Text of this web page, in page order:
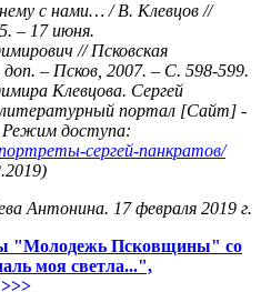
с нами… / В. Клевцов //
– 17 июня.
// Псковская
доп. – Псков, 2007. – С. 598-599.
Клевцова. Сергей
портал [Сайт] -
Режим доступа:
сергей-панкратов/
Антонина. 17 февраля 2019 г.
"Молодежь Псковщины" со
моя светла...",